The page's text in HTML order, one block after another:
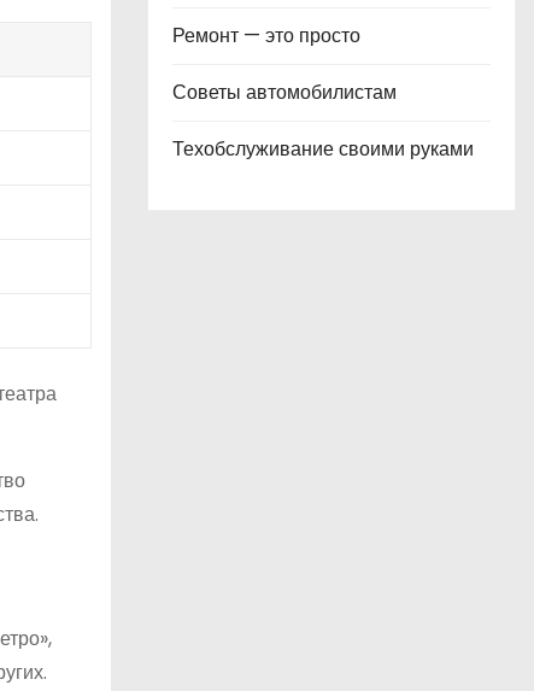
Ремонт — это просто
Советы автомобилистам
Техобслуживание своими руками